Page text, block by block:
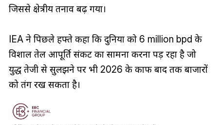
जिससे क्षेत्रीय तनाव बढ़ गया।
IEA ने पिछले हफ्ते कहा कि दुनिया को 6 million bpd के
विशाल तेल आपूर्ति संकट का सामना करना पड़ रहा है जो
युद्ध तेजी से सुलझने पर भी 2026 के काफी बाद तक बाजारों
को तंग रख सकता है।